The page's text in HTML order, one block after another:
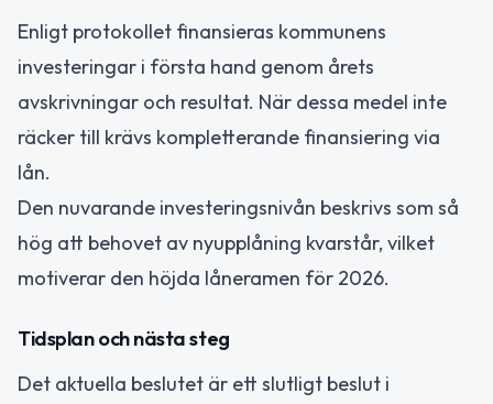
Enligt protokollet finansieras kommunens
investeringar i första hand genom årets
avskrivningar och resultat. När dessa medel inte
räcker till krävs kompletterande finansiering via
lån.
Den nuvarande investeringsnivån beskrivs som så
hög att behovet av nyupplåning kvarstår, vilket
motiverar den höjda låneramen för 2026.
Tidsplan och nästa steg
Det aktuella beslutet är ett slutligt beslut i